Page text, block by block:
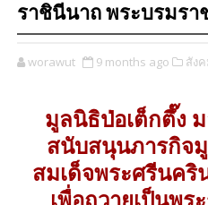
ราชินีนาถ พระบรมร
worawut 9 months ago สัง
มูลนิธิป่อเต็กตึ๊ง
สนับสนุนภารกิจ
สมเด็จพระศรีนค